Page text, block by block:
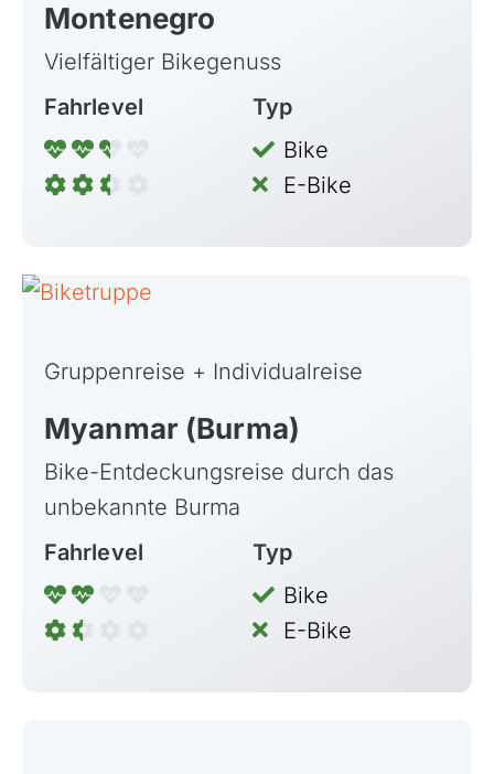
Montenegro
Vielfältiger Bikegenuss
Fahrlevel
Typ
Bike
E-Bike
Gruppenreise + Individualreise
Myanmar (Burma)
Bike-Entdeckungsreise durch das
unbekannte Burma
Fahrlevel
Typ
Bike
E-Bike